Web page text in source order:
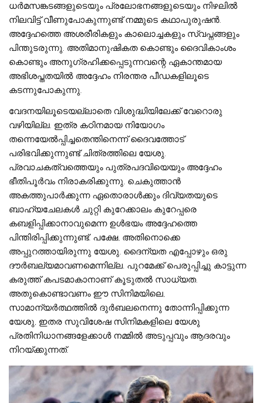
ധര്‍മസങ്കടങ്ങളുടെയും പ്രലോഭനങ്ങളുടെയും നിഴലില്‍
നിലവിട്ട് വീണുപോകുന്നുണ്ട് നമ്മുടെ കഥാപുരുഷന്‍.
അദ്ദേഹത്തെ അശരീരികളും കാലൊച്ചകളും സ്വപ്നങ്ങളും
പിന്തുടരുന്നു. അതിമാനുഷികത കൊണ്ടും ദൈവികാംശം
കൊണ്ടും അനുഗ്രഹിക്കപ്പെടുന്നവന്റെ ഏകാന്തമായ
അഭിശപ്തതയില്‍ അദ്ദേഹം നിരന്തര പീഡകളിലൂടെ
കടന്നുപോകുന്നു.
വേദനയിലൂടെയല്ലാതെ വിശുദ്ധിയിലേക്ക് വേറൊരു
വഴിയില്ല. ഇത്ര കഠിനമായ നിയോഗം
തന്നെയേല്‍പ്പിച്ചതെന്തിനെന്ന് ദൈവത്തോട്
പരിഭവിക്കുന്നുണ്ട് ചിത്രത്തിലെ യേശു.
പ്രവാചകത്വത്തെയും പുത്രപദവിയെയും അദ്ദേഹം
ഭീതിപൂര്‍വം നിരാകരിക്കുന്നു. ചെകുത്താന്‍
അകത്തുപാര്‍ക്കുന്ന ഏതൊരാള്‍ക്കും ദിവ്യതയുടെ
ബാഹ്യചേലകള്‍ ചുറ്റി കുറേക്കാലം കുറേപ്പരെ
കബളിപ്പിക്കാനാവുമെന്ന ഉള്‍ഭയം അദ്ദേഹത്തെ
പിന്തിരിപ്പിക്കുന്നുണ്ട്. പക്ഷേ, അതിനൊക്കെ
അപ്പുറത്തായിരുന്നു യേശു. ദൈന്യത എപ്പോഴും ഒരു
ദൗര്‍ബല്യമാവണമെന്നില്ല. പുറമേക്ക് പെരുപ്പിച്ചു കാട്ടുന്ന
കരുത്ത് കപടമാകാനാണ് കൂടുതല്‍ സാധ്യത.
അതുകൊണ്ടാവണം ഈ സിനിമയിലെ,
സാമാന്യര്‍ത്ഥത്തില്‍ ദുര്‍ബലനെന്നു തോന്നിപ്പിക്കുന്ന
യേശു, ഇതര സുവിശേഷ സിനിമകളിലെ യേശു
പ്രതിനിധാനങ്ങളേക്കാള്‍ നമ്മില്‍ അടുപ്പവും ആദരവും
നിറയ്ക്കുന്നത്.